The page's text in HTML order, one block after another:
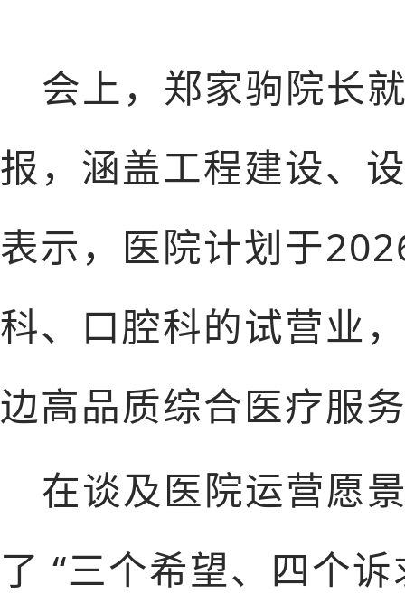
会上，郑家驹院长
报，涵盖工程建设、
表示，医院计划于
科、口腔科的试营业
边高品质综合医疗服
在谈及医院运营愿
了 “三个希望、四个